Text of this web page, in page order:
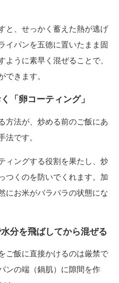
と、せっかく蓄えた熱が逃げ
イパンを五徳に置いたまま固
ように素早く混ぜることで、
できます。
「卵コーティング」
方法が、炒める前のご飯にあ
法です。
ィングする役割を果たし、炒
つくのを防いでくれます。加
にお米がバラバラの状態にな
分を飛ばしてから混ぜる
ご飯に直接かけるのは厳禁で
ンの端（鍋肌）に隙間を作